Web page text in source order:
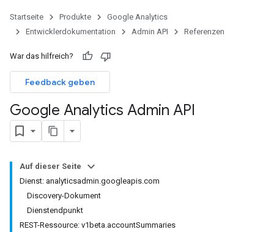
Startseite Produkte
Google Analytics
Entwicklerdokumentation
Admin API Referenzen
War das hilfreich?
Feedback geben
Google Analytics Admin API
Auf dieser Seite
Dienst: analyticsadmin.googleapis.com
Discovery-Dokument
Dienstendpunkt
REST-Ressource: v1beta.accountSummaries